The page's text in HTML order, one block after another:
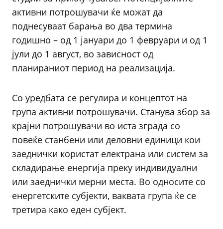
активни потрошувачи ќе можат да
поднесуваат барања во два термина
годишно – од 1 јануари до 1 февруари и од 1
јули до 1 август, во зависност од
планираниот период на реализација.
Со уредбата се регулира и концептот на
група активни потрошувачи. Станува збор за
крајни потрошувачи во иста зграда со
повеќе станбени или деловни единици кои
заеднички користат електрана или систем за
складирање енергија преку индивидуални
или заеднички мерни места. Во односите со
енергетските субјекти, ваквата група ќе се
третира како еден субјект.